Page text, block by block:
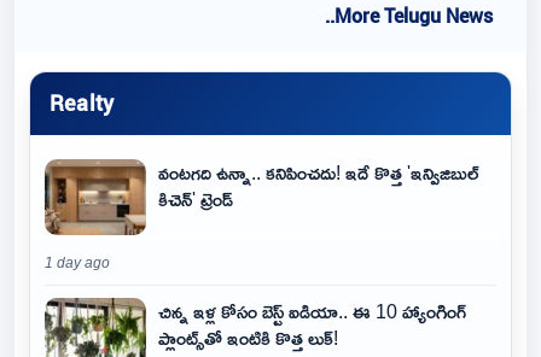
..More Telugu News
Realty
వంటగది ఉన్నా.. కనిపించదు! ఇదే కొత్త 'ఇన్విజిబుల్
కిచెన్' ట్రెండ్
1 day ago
చిన్న ఇళ్ల కోసం బెస్ట్ ఐడియా.. ఈ 10 హ్యాంగింగ్
ప్లాంట్స్‌తో ఇంటికి కొత్త లుక్!